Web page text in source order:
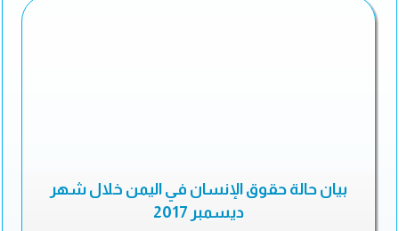
بيان حالة حقوق الإنسان في اليمن خلال شهر
ديسمبر 2017